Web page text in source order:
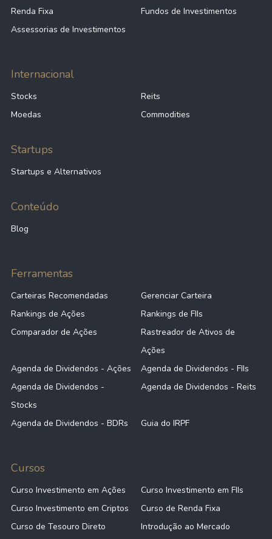
Renda Fixa
Fundos de Investimentos
Assessorias de Investimentos
Internacional
Stocks
Reits
Moedas
Commodities
Startups
Startups e Alternativos
Conteúdo
Blog
Ferramentas
Carteiras Recomendadas
Gerenciar Carteira
Rankings de Ações
Rankings de FIIs
Comparador de Ações
Rastreador de Ativos de
Ações
Agenda de Dividendos - Ações
Agenda de Dividendos - FIIs
Agenda de Dividendos -
Stocks
Agenda de Dividendos - Reits
Agenda de Dividendos - BDRs Guia do IRPF
Cursos
Curso Investimento em Ações
Curso Investimento em FIIs
Curso Investimento em Criptos
Curso de Renda Fixa
Curso de Tesouro Direto
Introdução ao Mercado